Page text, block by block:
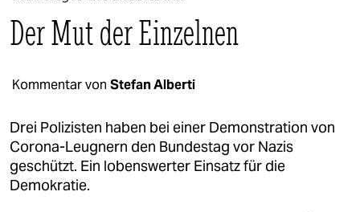
themen
politik
öko
gesellschaft
kultur
sport
Der Mut der Einzelnen
Kommentar von Stefan Alberti
Drei Polizisten haben bei einer Demonstration von
Corona-Leugnern den Bundestag vor Nazis
geschützt. Ein lobenswerter Einsatz für die
Demokratie.